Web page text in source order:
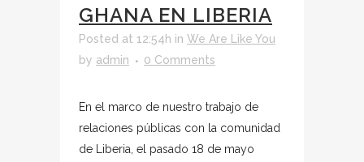
GHANA EN LIBERIA
Posted at 12:54h in We Are Like You
by admin 0 Comments
En el marco de nuestro trabajo de
relaciones públicas con la comunidad
de Liberia, el pasado 18 de mayo